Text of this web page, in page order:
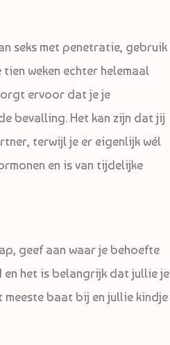
seks met penetratie, gebruik
weken echter helemaal
ervoor dat je je
bevalling. Het kan zijn dat jij
terwijl je er eigenlijk wél
en is van tijdelijke
geef aan waar je behoefte
en het is belangrijk dat jullie je
meeste baat bij en jullie kindje